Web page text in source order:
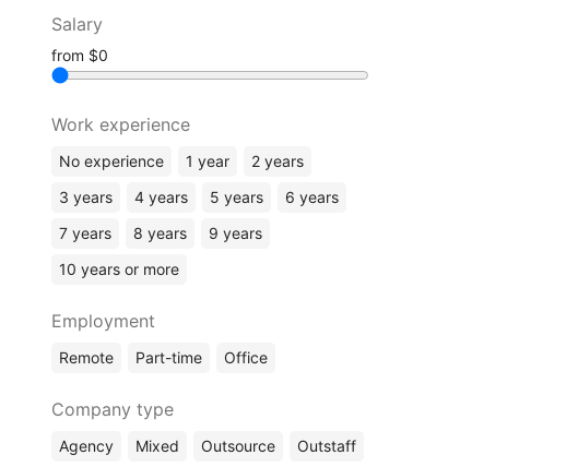
Chief Operating Officer (COO)
Chief Product Officer (CPO)
Finances
Salary
from
Work experience
No experience 1 year
2 years
3 years
4 years 5 years
6 years
7 years
8 years
9 years
10 years or more
Employment
Remote Part-time Office
Company type
Agency Mixed Outsource
Outstaff